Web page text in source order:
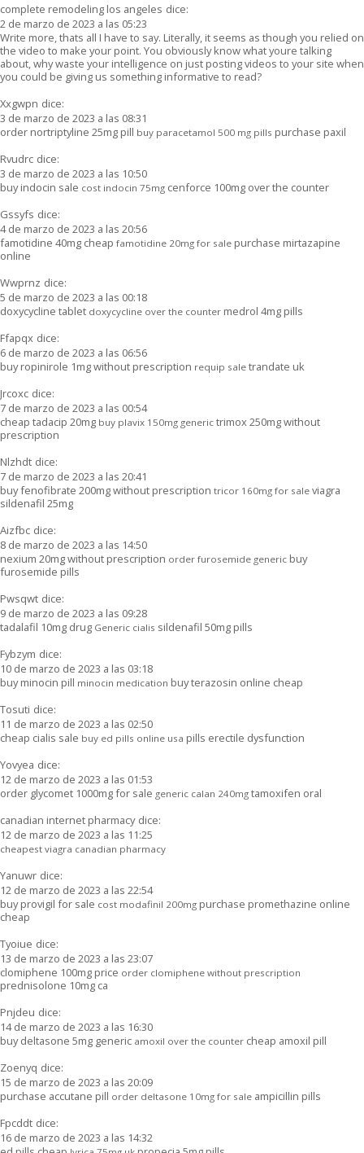
complete remodeling los angeles dice:
2 de marzo de 2023 a las 05:23
Write more, thats all I have to say. Literally, it seems as though you relied on
the video to make your point. You obviously know what youre talking
about, why waste your intelligence on just posting videos to your site when
you could be giving us something informative to read?
Xxgwpn dice:
3 de marzo de 2023 a las 08:31
order nortriptyline 25mg pill buy paracetamol 500 mg pills purchase paxil
Rvudrc dice:
3 de marzo de 2023 a las 10:50
buy indocin sale cost indocin 75mg cenforce 100mg over the counter
Gssyfs dice:
4 de marzo de 2023 a las 20:56
famotidine 40mg cheap famotidine 20mg for sale purchase mirtazapine
online
Wwprnz dice:
5 de marzo de 2023 a las 00:18
doxycycline tablet doxycycline over the counter medrol 4mg pills
Ffapqx dice:
6 de marzo de 2023 a las 06:56
buy ropinirole 1mg without prescription requip sale trandate uk
Jrcoxc dice:
7 de marzo de 2023 a las 00:54
cheap tadacip 20mg buy plavix 150mg generic trimox 250mg without
prescription
Nlzhdt dice:
7 de marzo de 2023 a las 20:41
buy fenofibrate 200mg without prescription tricor 160mg for sale viagra
sildenafil 25mg
Aizfbc dice:
8 de marzo de 2023 a las 14:50
nexium 20mg without prescription order furosemide generic buy
furosemide pills
Pwsqwt dice:
9 de marzo de 2023 a las 09:28
tadalafil 10mg drug Generic cialis sildenafil 50mg pills
Fybzym dice:
10 de marzo de 2023 a las 03:18
buy minocin pill minocin medication buy terazosin online cheap
Tosuti dice:
11 de marzo de 2023 a las 02:50
cheap cialis sale buy ed pills online usa pills erectile dysfunction
Yovyea dice:
12 de marzo de 2023 a las 01:53
order glycomet 1000mg for sale generic calan 240mg tamoxifen oral
canadian internet pharmacy dice:
12 de marzo de 2023 a las 11:25
cheapest viagra canadian pharmacy
Yanuwr dice:
12 de marzo de 2023 a las 22:54
buy provigil for sale cost modafinil 200mg purchase promethazine online
cheap
Tyoiue dice:
13 de marzo de 2023 a las 23:07
clomiphene 100mg price order clomiphene without prescription
prednisolone 10mg ca
Pnjdeu dice:
14 de marzo de 2023 a las 16:30
buy deltasone 5mg generic amoxil over the counter cheap amoxil pill
Zoenyq dice:
15 de marzo de 2023 a las 20:09
purchase accutane pill order deltasone 10mg for sale ampicillin pills
Fpcddt dice:
16 de marzo de 2023 a las 14:32